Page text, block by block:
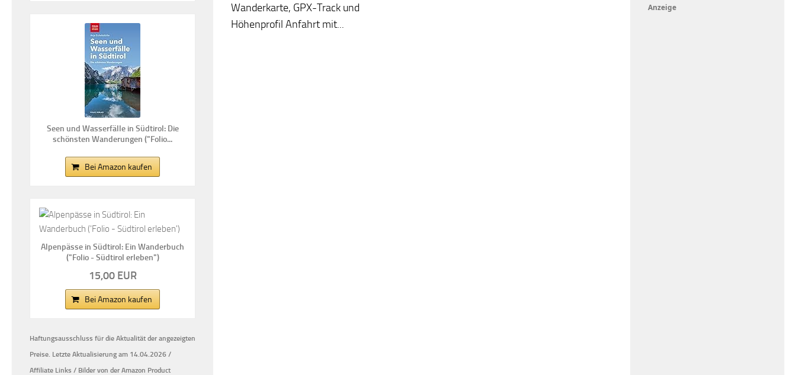
Wanderkarte, GPX-Track und
Höhenprofil Anfahrt mit...
Seen und Wasserfälle in Südtirol: Die
schönsten Wanderungen ("Folio...
Bei Amazon kaufen
Alpenpässe in Südtirol: Ein Wanderbuch
("Folio - Südtirol erleben")
15,00 EUR
Bei Amazon kaufen
Haftungsausschluss für die Aktualität der angezeigten
Preise. Letzte Aktualisierung am 14.04.2026 /
Affiliate Links / Bilder von der Amazon Product
Anzeige